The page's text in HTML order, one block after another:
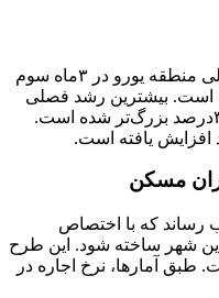
آمارها نشان می‌دهد تولید ناخالص داخلی منطقه یورو در ۳‌ماه سوم
رشد کرده است. بیشترین رشد فصلی
مربوط به ایرلند بوده که اقتصادش ۳.۵درصد بزرگ‌تر شده است.
مسکن
که با اختصاص
جدید در این شهر ساخته شود. این طرح
طبق آمارها، نرخ اجاره در